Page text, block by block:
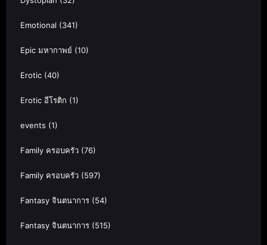
Emotional (341)
Epic มหากาพย์ (10)
Erotic (40)
Erotic อีโรติก (1)
events (1)
Family ครอบครัว (76)
Family ครอบครัว (597)
Fantasy จินตนาการ (54)
Fantasy จินตนาการ (515)